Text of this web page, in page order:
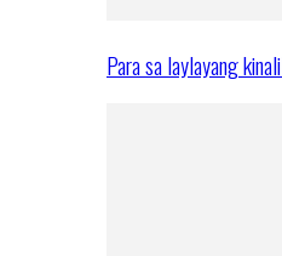
Para sa laylayang